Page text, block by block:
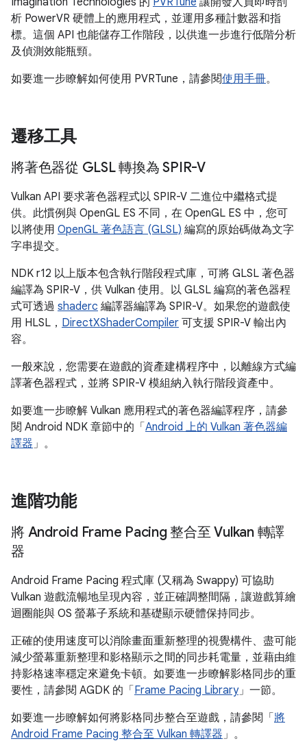
析 PowerVR 硬體上的應用程式，並運用多種計數器和指
標。這個 API 也能儲存工作階段，以供進一步進行低階分析
及偵測效能瓶頸。
如要進一步瞭解如何使用 PVRTune，請參閱使用手冊。
遷移工具
將著色器從 GLSL 轉換為 SPIR-V
Vulkan API 要求著色器程式以 SPIR-V 二進位中繼格式提
供。此慣例與 OpenGL ES 不同，在 OpenGL ES 中，您可
以將使用 OpenGL 著色語言 (GLSL) 編寫的原始碼做為文字
字串提交。
NDK r12 以上版本包含執行階段程式庫，可將 GLSL 著色器
編譯為 SPIR-V，供 Vulkan 使用。以 GLSL 編寫的著色器程
式可透過 shaderc 編譯器編譯為 SPIR-V。如果您的遊戲使
用 HLSL， DirectXShaderCompiler 可支援 SPIR-V 輸出內
容。
一般來說，您需要在遊戲的資產建構程序中，以離線方式編
譯著色器程式，並將 SPIR-V 模組納入執行階段資產中。
如要進一步瞭解 Vulkan 應用程式的著色器編譯程序，請參
閱 Android NDK 章節中的「 Android 上的 Vulkan 著色器編
譯器」。
進階功能
將 Android Frame Pacing 整合至 Vulkan 轉譯
器
Android Frame Pacing 程式庫 (又稱為 Swappy) 可協助
Vulkan 遊戲流暢地呈現內容，並正確調整間隔，讓遊戲算繪
迴圈能與 OS 螢幕子系統和基礎顯示硬體保持同步。
正確的使用速度可以消除畫面重新整理的視覺構件、盡可能
減少螢幕重新整理和影格顯示之間的同步耗電量，並藉由維
持影格速率穩定來避免卡頓。如要進一步瞭解影格同步的重
要性，請參閱 AGDK 的「 Frame Pacing Library」一節。
如要進一步瞭解如何將影格同步整合至遊戲，請參閱「 將
Android Frame Pacing 整合至 Vulkan 轉譯器」。